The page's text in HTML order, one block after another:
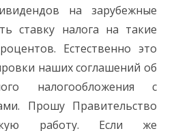
на зарубежные
ставку налога на такие
Естественно это
наших соглашений об
налогообложения с
Прошу Правительство
работу. Если же